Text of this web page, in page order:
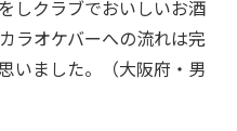
しクラブでおいしいお酒
ラオケバーへの流れは完
いました。（大阪府・男